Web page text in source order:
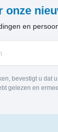
onze
en
bevestigt u dat
gelezen en